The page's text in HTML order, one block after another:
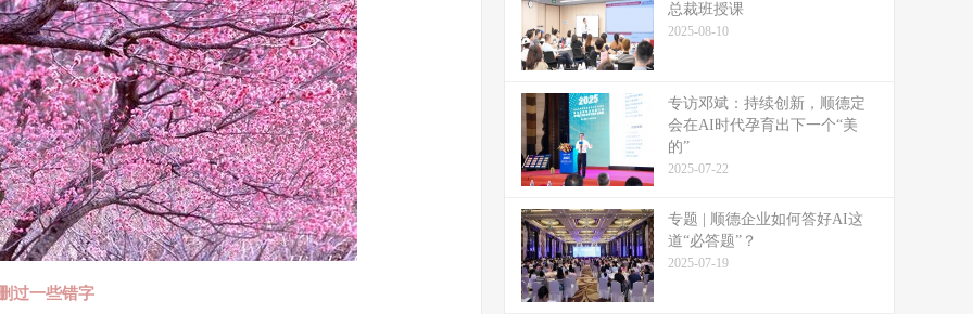
过一些错字
总裁班授课
2025-08-10
专访邓斌：持续创新，顺德定
会在AI时代孕育出下一个“美
的”
2025-07-22
专题 | 顺德企业如何答好AI这
道“必答题”？
2025-07-19